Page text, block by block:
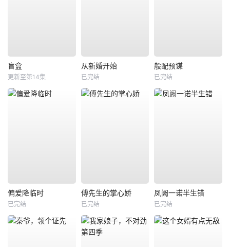
盲盒
更新至第14集
从新婚开始
已完结
般配预谋
已完结
偏爱降临时
已完结
傅先生的掌心娇
已完结
凤阙一诺半生错
已完结